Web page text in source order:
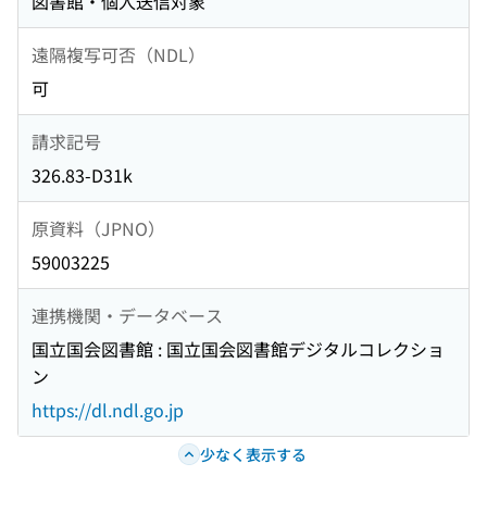
遠隔複写可否（NDL）
可
請求記号
326.83-D31k
原資料（JPNO）
59003225
連携機関・データベース
国立国会図書館 : 国立国会図書館デジタルコレクショ
ン
https://dl.ndl.go.jp
少なく表示する